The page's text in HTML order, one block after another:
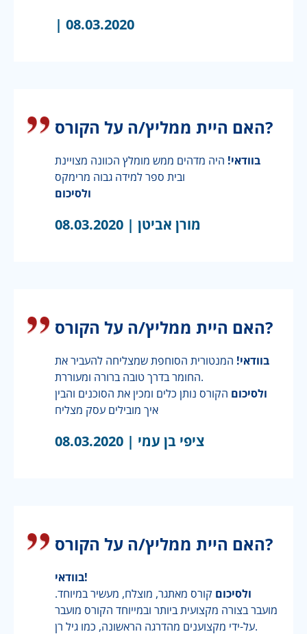
| 08.03.2020
האם היית ממליץ/ה על הקורס?
בוודאי! היה מדהים ממש מומלץ הכוונה מצויינת
ובית ספר למידה גבוה מרימקס
ולסיכום
מורן אביטן | 08.03.2020
האם היית ממליץ/ה על הקורס?
בוודאי! המנטורית הסוחפת שמצליחה להעביר את
החומר בדרך טובה ברורה ומעוררת.
ולסיכום הקורס נותן כלים ומכין את הסוכנים והבין
איך מובילים עסק מצליח
ציפי בן עמי | 08.03.2020
האם היית ממליץ/ה על הקורס?
בוודאי!
ולסיכום קורס מאתגר, מוצלח, מעשיר במיוחד.
מועבר בצורה מקצועית ביותר ובמייוחד הקורס מועבר
על-ידי מקצוענים מהדרגה הראשונה, כמו גיל רן.